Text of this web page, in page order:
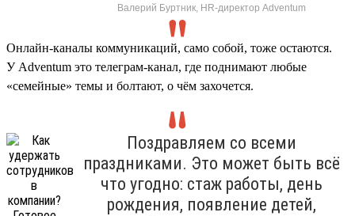
Валерий Буртник, HR-директор Adventum
Онлайн-каналы коммуникаций, само собой, тоже остаются.
У Adventum это телеграм-канал, где поднимают любые
«семейные» темы и болтают, о чём захочется.
Поздравляем со всеми
праздниками. Это может быть всё
что угодно: стаж работы, день
рождения, появление детей,